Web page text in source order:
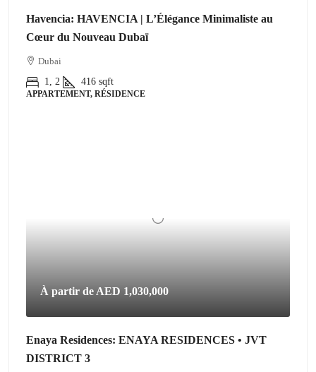
Havencia: HAVENCIA | L’Élégance Minimaliste au
Cœur du Nouveau Dubaï
Dubai
1, 2
416 sqft
APPARTEMENT, RÉSIDENCE
À partir de AED 1,030,000
Enaya Residences: ENAYA RESIDENCES • JVT
DISTRICT 3